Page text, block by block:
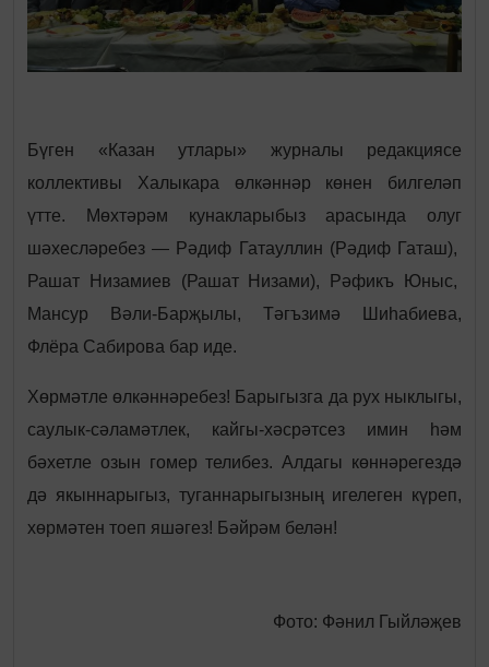
Бүген «Казан утлары» журналы редакциясе
коллективы Халыкара өлкәннәр көнен билгеләп
үтте.
Мөхтәрәм кунакларыбыз арасында олуг
шәхесләребез — Рәдиф Гатауллин (Рәдиф Гаташ),
Рашат Низамиев (Рашат Низами), Рәфикъ Юныс,
Мансур Вәли-Барҗылы, Тәгъзимә Шиһабиева,
Флёра Сабирова бар иде.
Хөрмәтле өлкәннәребез! Барыгызга да рух ныклыгы,
саулык-сәламәтлек, кайгы-хәсрәтсез имин һәм
бәхетле озын гомер телибез. Алдагы көннәрегездә
дә якыннарыгыз, туганнарыгызның игелеген күреп,
хөрмәтен тоеп яшәгез! Бәйрәм белән!
Фото: Фәнил Гыйләҗев